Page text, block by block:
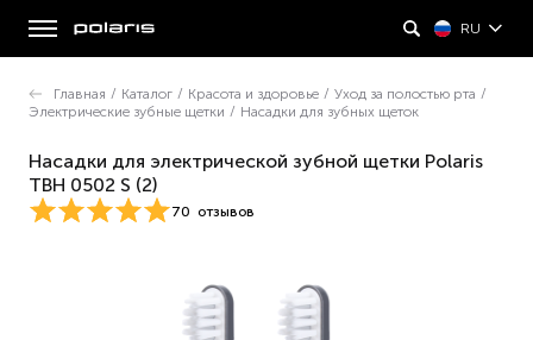
RU
Главная / Каталог / Красота и здоровье / Уход за полостью рта /
Электрические зубные щетки / Насадки для зубных щеток
Насадки для электрической зубной щетки Polaris
TBH 0502 S (2)
70 отзывов